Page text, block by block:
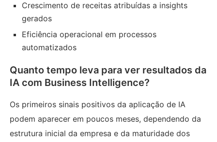
Crescimento de receitas atribuídas a insights
gerados
Eficiência operacional em processos
automatizados
Quanto tempo leva para ver resultados da
IA com Business Intelligence?
Os primeiros sinais positivos da aplicação de IA
podem aparecer em poucos meses, dependendo da
estrutura inicial da empresa e da maturidade dos